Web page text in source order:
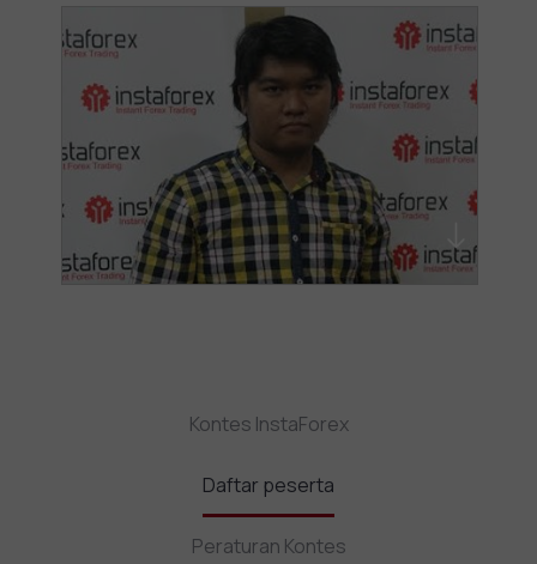
Kontes InstaForex
Daftar peserta
Peraturan Kontes